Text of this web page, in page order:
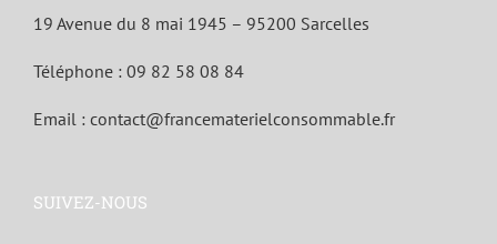
19 Avenue du 8 mai 1945 – 95200 Sarcelles
Téléphone : 09 82 58 08 84
Email : contact@francematerielconsommable.fr
SUIVEZ-NOUS